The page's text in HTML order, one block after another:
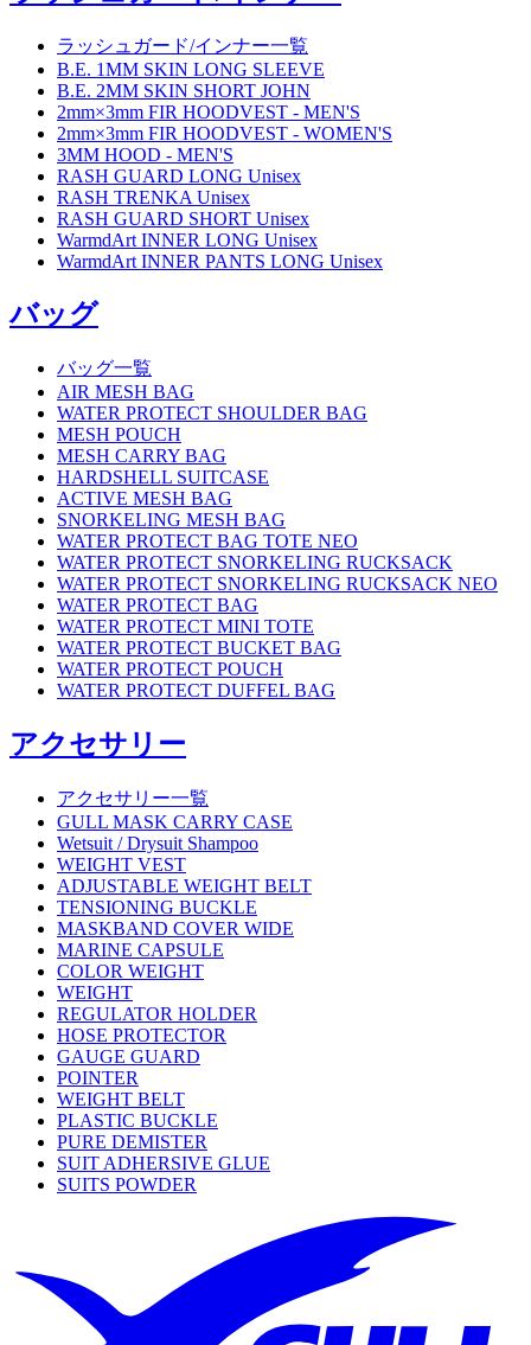
ラッシュガード/インナー一覧
B.E. 1MM SKIN LONG SLEEVE
B.E. 2MM SKIN SHORT JOHN
2mm×3mm FIR HOODVEST - MEN'S
2mm×3mm FIR HOODVEST - WOMEN'S
3MM HOOD - MEN'S
RASH GUARD LONG Unisex
RASH TRENKA Unisex
RASH GUARD SHORT Unisex
WarmdArt INNER LONG Unisex
WarmdArt INNER PANTS LONG Unisex
バッグ
バッグ一覧
AIR MESH BAG
WATER PROTECT SHOULDER BAG
MESH POUCH
MESH CARRY BAG
HARDSHELL SUITCASE
ACTIVE MESH BAG
SNORKELING MESH BAG
WATER PROTECT BAG TOTE NEO
WATER PROTECT SNORKELING RUCKSACK
WATER PROTECT SNORKELING RUCKSACK NEO
WATER PROTECT BAG
WATER PROTECT MINI TOTE
WATER PROTECT BUCKET BAG
WATER PROTECT POUCH
WATER PROTECT DUFFEL BAG
アクセサリー
アクセサリー一覧
GULL MASK CARRY CASE
Wetsuit / Drysuit Shampoo
WEIGHT VEST
ADJUSTABLE WEIGHT BELT
TENSIONING BUCKLE
MASKBAND COVER WIDE
MARINE CAPSULE
COLOR WEIGHT
WEIGHT
REGULATOR HOLDER
HOSE PROTECTOR
GAUGE GUARD
POINTER
WEIGHT BELT
PLASTIC BUCKLE
PURE DEMISTER
SUIT ADHERSIVE GLUE
SUITS POWDER